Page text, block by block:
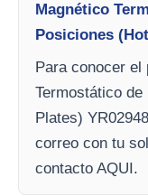
Magnético
Posiciones
Para conocer el
Termostático
Plates)
correo con tu
contacto AQUI.